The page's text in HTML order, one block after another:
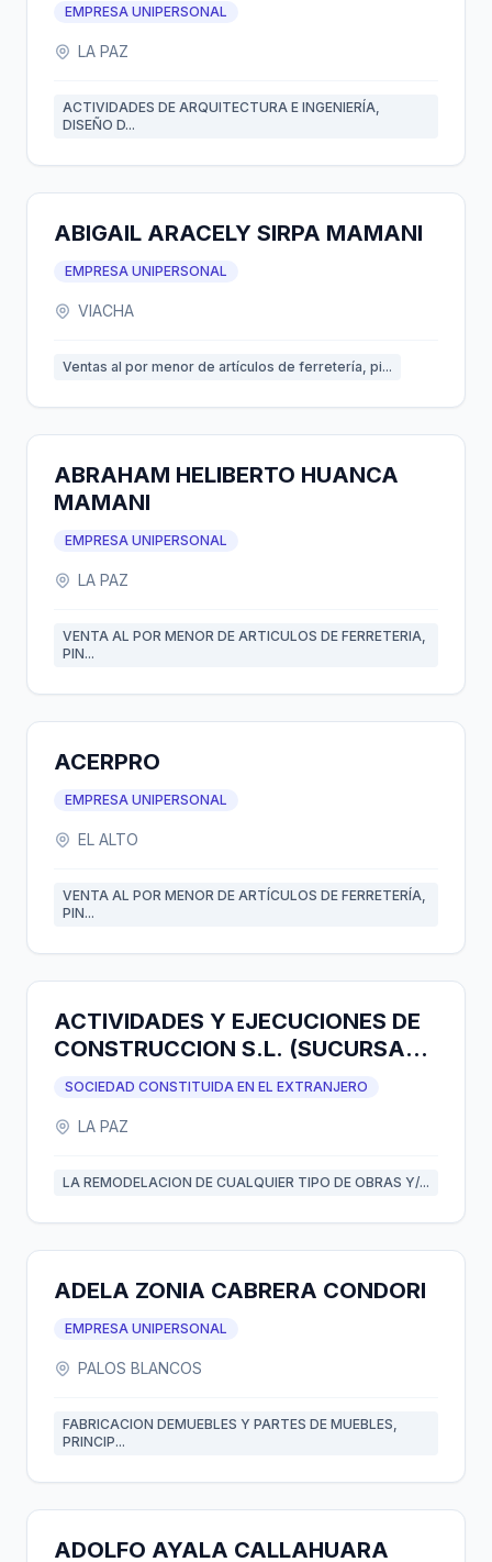
EMPRESA UNIPERSONAL
LA PAZ
ACTIVIDADES DE ARQUITECTURA E INGENIERÍA,
DISEÑO D...
ABIGAIL ARACELY SIRPA MAMANI
EMPRESA UNIPERSONAL
VIACHA
Ventas al por menor de artículos de ferretería, pi...
ABRAHAM HELIBERTO HUANCA
MAMANI
EMPRESA UNIPERSONAL
LA PAZ
VENTA AL POR MENOR DE ARTICULOS DE FERRETERIA,
PIN...
ACERPRO
EMPRESA UNIPERSONAL
EL ALTO
VENTA AL POR MENOR DE ARTÍCULOS DE FERRETERÍA,
PIN...
ACTIVIDADES Y EJECUCIONES DE
CONSTRUCCION S.L. (SUCURSAL
BOLIVIA)
SOCIEDAD CONSTITUIDA EN EL EXTRANJERO
LA PAZ
LA REMODELACION DE CUALQUIER TIPO DE OBRAS Y/...
ADELA ZONIA CABRERA CONDORI
EMPRESA UNIPERSONAL
PALOS BLANCOS
FABRICACION DEMUEBLES Y PARTES DE MUEBLES,
PRINCIP...
ADOLFO AYALA CALLAHUARA